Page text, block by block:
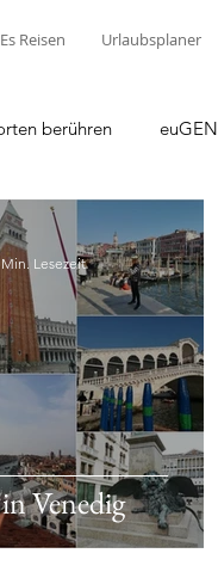
Reisen Urlaubsplaner
berühren
Venedig
Lesezeit